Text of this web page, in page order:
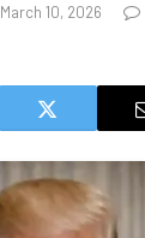
March 10, 2026